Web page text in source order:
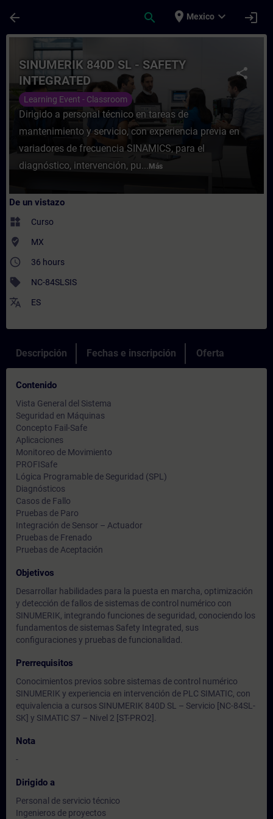
arrow_back search place Mexico expand_more login
Curso - SINUMERIK 840D SL - SAFETY
share
SINUMERIK 840D SL - SAFETY
INTEGRATED
Learning Event - Classroom
Dirigido a personal técnico en tareas de
mantenimiento y servicio, con experiencia previa en
variadores de frecuencia SINAMICS, para el
diagnóstico, intervención, pu... Más
De un vistazo
widgets Curso
where_to_vote MX
access_time 36 hours
sell NC-84SLSIS
translate ES
Descripción Fechas e inscripción Oferta
Contenido
Vista General del Sistema
Seguridad en Máquinas
Concepto Fail-Safe
Aplicaciones
Monitoreo de Movimiento
PROFISafe
Lógica Programable de Seguridad (SPL)
Diagnósticos
Casos de Fallo
Pruebas de Paro
Integración de Sensor – Actuador
Pruebas de Frenado
Pruebas de Aceptación
Objetivos
Desarrollar habilidades para la puesta en marcha, optimización
y detección de fallos de sistemas de control numérico con
SINUMERIK, integrando funciones de seguridad, conociendo los
fundamentos de sistemas Safety Integrated, sus
configuraciones y pruebas de funcionalidad.
Prerrequisitos
Conocimientos previos sobre sistemas de control numérico
SINUMERIK y experiencia en intervención de PLC SIMATIC, con
equivalencia a cursos SINUMERIK 840D SL – Servicio [NC-84SL-
SK] y SIMATIC S7 – Nivel 2 [ST-PRO2].
Nota
-
Dirigido a
Personal de servicio técnico
Ingenieros de proyectos